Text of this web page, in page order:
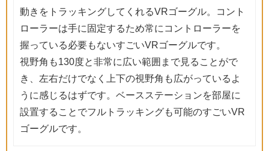
動きをトラッキングしてくれるVRゴーグル。コント
ローラーは手に固定するため常にコントローラーを
握っている必要もないすごいVRゴーグルです。
視野角も130度と非常に広い範囲まで見ることがで
き、左右だけでなく上下の視野角も広がっているよ
うに感じるはずです。ベースステーションを部屋に
設置することでフルトラッキングも可能のすごいVR
ゴーグルです。